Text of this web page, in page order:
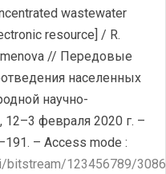
wastewater
resource] / R.
// Передовые
населенных
научно-
12–3 февраля 2020 г. –
– Access mode :
bitstream/123456789/